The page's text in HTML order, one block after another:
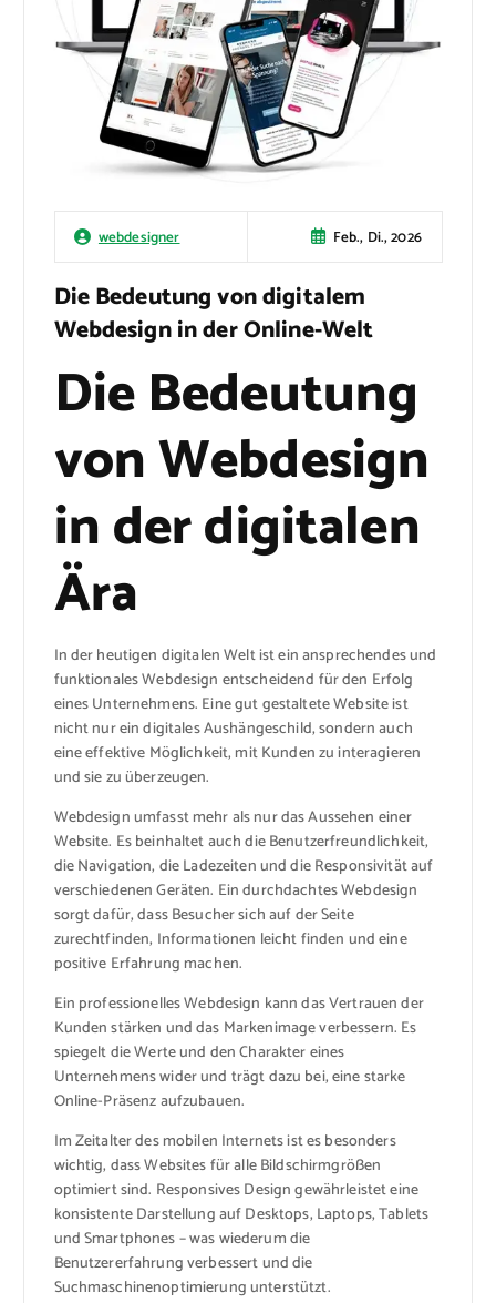
webdesigner Feb., Di., 2026
Die Bedeutung von digitalem
Webdesign in der Online-Welt
Die Bedeutung
von Webdesign
in der digitalen
Ära
In der heutigen digitalen Welt ist ein ansprechendes und
funktionales Webdesign entscheidend für den Erfolg
eines Unternehmens. Eine gut gestaltete Website ist
nicht nur ein digitales Aushängeschild, sondern auch
eine effektive Möglichkeit, mit Kunden zu interagieren
und sie zu überzeugen.
Webdesign umfasst mehr als nur das Aussehen einer
Website. Es beinhaltet auch die Benutzerfreundlichkeit,
die Navigation, die Ladezeiten und die Responsivität auf
verschiedenen Geräten. Ein durchdachtes Webdesign
sorgt dafür, dass Besucher sich auf der Seite
zurechtfinden, Informationen leicht finden und eine
positive Erfahrung machen.
Ein professionelles Webdesign kann das Vertrauen der
Kunden stärken und das Markenimage verbessern. Es
spiegelt die Werte und den Charakter eines
Unternehmens wider und trägt dazu bei, eine starke
Online-Präsenz aufzubauen.
Im Zeitalter des mobilen Internets ist es besonders
wichtig, dass Websites für alle Bildschirmgrößen
optimiert sind. Responsives Design gewährleistet eine
konsistente Darstellung auf Desktops, Laptops, Tablets
und Smartphones – was wiederum die
Benutzererfahrung verbessert und die
Suchmaschinenoptimierung unterstützt.